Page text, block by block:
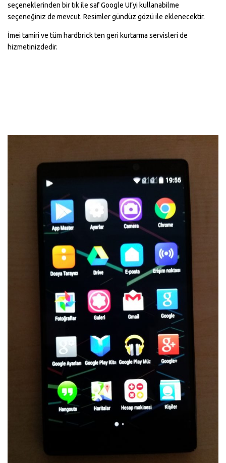
seçeneklerinden bir tık ile saf Google UI’yi kullanabilme
seçeneğiniz de mevcut. Resimler gündüz gözü ile eklenecektir.
İmei tamiri ve tüm hardbrick ten geri kurtarma servisleri de
hizmetinizdedir.